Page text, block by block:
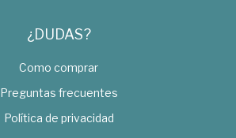
¿DUDAS?
Como comprar
Preguntas frecuentes
Política de privacidad